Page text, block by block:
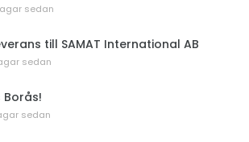
sedan
till SAMAT International AB
sedan
sedan